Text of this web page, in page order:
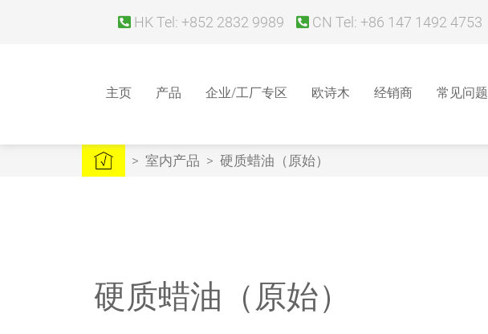
HK Tel: +852 2832 9989 CN Tel: +86 147 1492 4753
主页 产品 企业/工厂专区 欧诗木 经销商 常见问题
> 室内产品 > 硬质蜡油（原始）
硬质蜡油（原始）